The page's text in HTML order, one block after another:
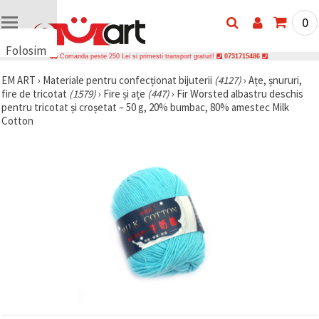
Folosim
uri
🍪 Folosim
cookie-uri
și
0
Comanda peste 250 Lei si primesti transport gratuit! 0731715486
EM ART › Materiale pentru confecționat bijuterii (4127)› Ațe, șnururi,
fire de tricotat (1579)› Fire și ațe (447)› Fir Worsted albastru deschis
pentru tricotat și croșetat – 50 g, 20% bumbac, 80% amestec Milk
Cotton